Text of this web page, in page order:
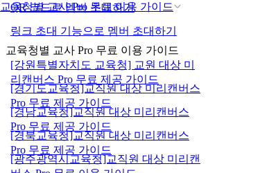
교육청별 교사 Pro 무료 이용 가이드
QR 코드로 멤버 초대하기
링크 초대 기능으로 멤버 초대하기
교육청별 교사 Pro 무료 이용 가이드
[강원특별자치도 교육청] 교원 대상 미
리캔버스 Pro 무료 제공 가이드
[경기도교육청]교직원 대상 미리캔버스
Pro 무료 제공 가이드
[경남교육청]교직원 대상 미리캔버스
Pro 무료 제공 가이드
[경북교육청]교직원 대상 미리캔버스
Pro 무료 제공 가이드
[광주광역시교육청]교직원 대상 미리캔